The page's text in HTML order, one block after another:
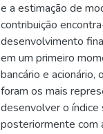
e a estimação de
contribuição
desenvolvimento
em um primeiro
bancário e
foram os mais
desenvolver o índice
posteriormente com